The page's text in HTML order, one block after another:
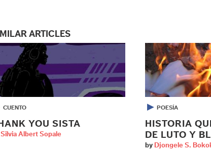
ARTICLES
CUENTO
YOU SISTA
Silvia Albert Sopale
▶ POESÍA
HISTORIA
DE LUTO Y
by Djongele S.